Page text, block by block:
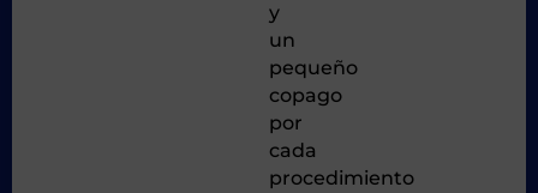
y
un
pequeño
copago
por
cada
procedimiento